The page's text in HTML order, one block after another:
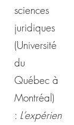
sciences
juridiques
(Université
du
Québec à
Montréal)
: L’expérien